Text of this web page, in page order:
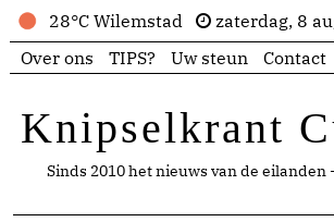
28°C Wilemstad
zaterdag, 8
Over ons
TIPS? Uw steun Contact
Knipselkrant
Sinds 2010 het nieuws van de eilanden